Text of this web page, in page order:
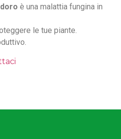
è una malattia fungina in
le tue piante.